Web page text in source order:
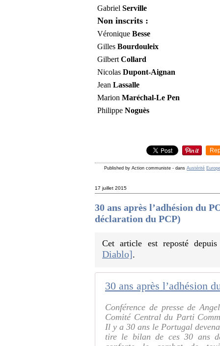
GabrielServille
Non inscrits :
VéroniqueBesse
GillesBourdouleix
GilbertCollard
NicolasDupont-Aignan
JeanLassalle
MarionMaréchal-Le Pen
PhilippeNoguès
Published by Action communiste - dansAustérité
17 juillet 2015
30 ans après l’adhésion du
déclaration du PCP)
Cet article est reposté
Diablo].
Conférence de presse de
Comité Central du Parti
Il y a 30 ans le Portugal
tire le bilan de ces 30 ans